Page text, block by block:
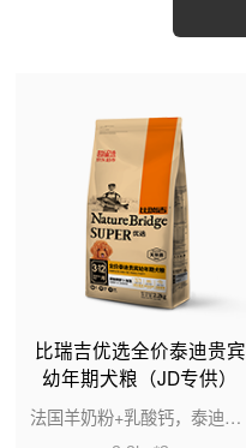
比瑞吉优选全价泰迪贵宾
幼年期犬粮（JD专供）
法国羊奶粉+乳酸钙，泰迪发育成长必备